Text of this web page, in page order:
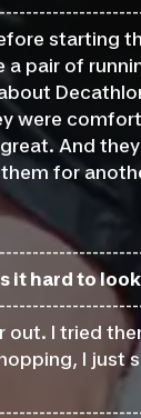
starting
a pair of
were
And
for
it hard to
I tried
I